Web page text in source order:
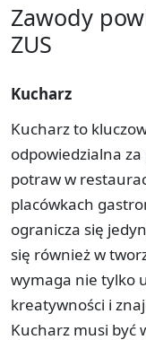
Zawody
ZUS
Kucharz
Kucharz to
odpowiedzialna
potraw w
placówkach
ogranicza się
się również w
wymaga nie tylko
kreatywności i
Kucharz musi być